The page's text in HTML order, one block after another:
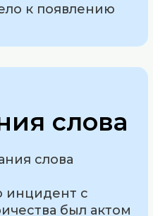
к появлению
слова
слова
инцидент с
был актом